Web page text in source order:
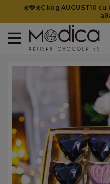
☀️🩵☀️С код AUGUST10